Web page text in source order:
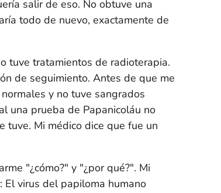
salir de eso. No obtuve una
todo de nuevo, exactamente de
tuve tratamientos de radioterapia.
de seguimiento. Antes de que me
y no tuve sangrados
una prueba de Papanicoláu no
tuve. Mi médico dice que fue un
"¿cómo?" y "¿por qué?". Mi
El virus del papiloma humano